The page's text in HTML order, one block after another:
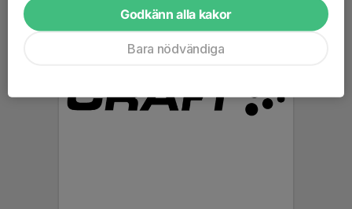
Godkänn alla kakor
Bara nödvändiga